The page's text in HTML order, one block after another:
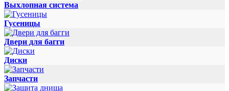
Выхлопная система
Гусеницы
Двери для багги
Диски
Запчасти